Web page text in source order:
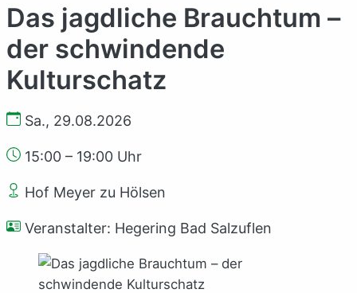
Das jagdliche Brauchtum –
der schwindende
Kulturschatz
Sa., 29.08.2026
15:00 – 19:00 Uhr
Hof Meyer zu Hölsen
Veranstalter: Hegering Bad Salzuflen